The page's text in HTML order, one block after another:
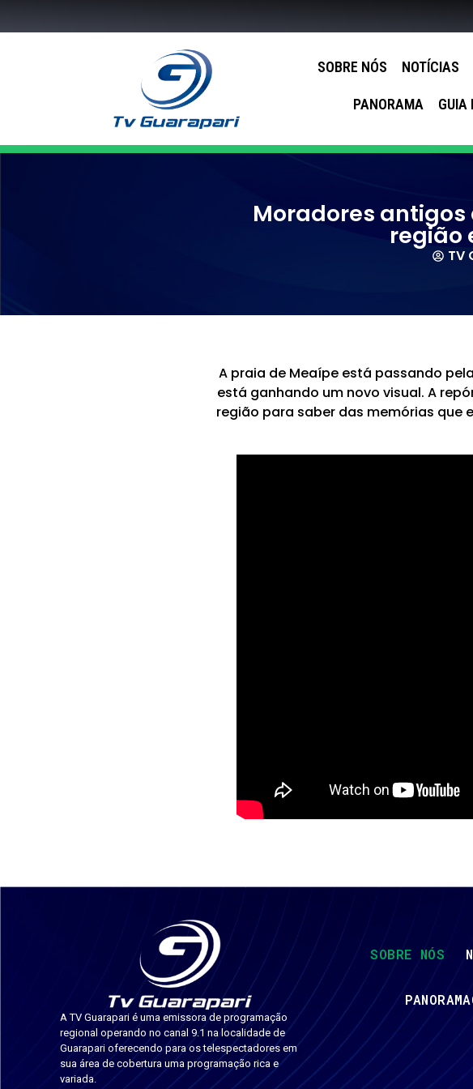
SOBRE NÓS NOTÍCIAS
PANORAMA GUIA
Moradores
região
TV
A praia de Meaípe está passando
está ganhando um novo visual. A
região para saber das memórias que
A TV Guarapari é uma emissora de programação
regional operando no canal 9.1 na localidade de
Guarapari oferecendo para os telespectadores em
sua área de cobertura uma programação rica e
variada.
SOBRE NÓS
PANORAMA